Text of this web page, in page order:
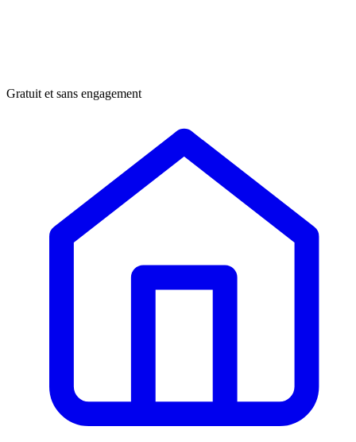
Gratuit et sans engagement